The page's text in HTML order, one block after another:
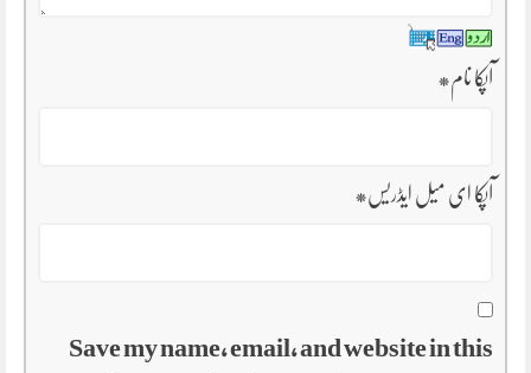
آپکا نام*
آپکا ای میل ایڈریس*
Save my name, email, and website in this